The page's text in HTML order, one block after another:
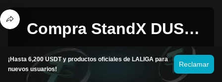
Compra StandX DUSD
por 1 USD
¡Un paquete de bienvenida con un valor de
6,200 USDT
para los nuevos usuarios de
¡Hasta 6,200 USDT y productos oficiales de LALIGA para
nuevos usuarios!
Reclamar